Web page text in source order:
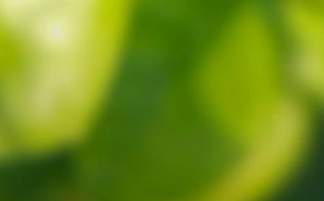
David Burnie: Zemlja: